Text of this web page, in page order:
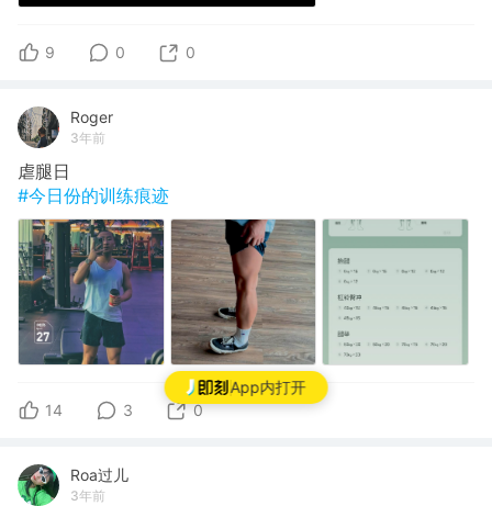
App内打开
9 0 0
Roger
3年前
虐腿日
#今日份的训练痕迹
14 3 0
Roa过儿
3年前